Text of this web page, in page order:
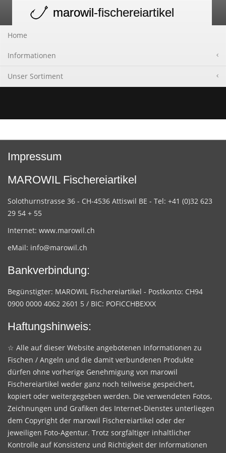
navigation
marowil-fischereiartikel
Home
Informationen
Unser Sortiment
Impressum
MAROWIL Fischereiartikel
Solothurnstrasse 36 - CH-4536 Attiswil BE - Tel: +41 (0)32 623
29 54 + 55
Internet: www.marowil.ch
eMail: info@marowil.ch
Bankverbindung:
Begünstigter: MAROWIL Fischereiartikel - Postkonto: CH94
0900 0000 4062 2601 5 / BIC: POFICCHBEXXX
Haftungshinweis:
☆ Alle auf dieser Website angebotenen Informationen zu
Fischen / Angeln und die damit verbundenen Produkte
dürfen ohne vorherige Genehmigung von marowil
Fischereiartikel weder ganz noch teilweise gespeichert,
kopiert oder weitergegeben werden. Die verwendeten Fotos,
Zeichnungen und Grafiken des Internet-Dienstes unterliegen
dem Copyright der marowil Fischereiartikel oder der
jeweiligen Foto-Agentur. Trotz sorgfältiger inhaltlicher
Kontrolle auf Konsistenz und Richtigkeit der Informationen